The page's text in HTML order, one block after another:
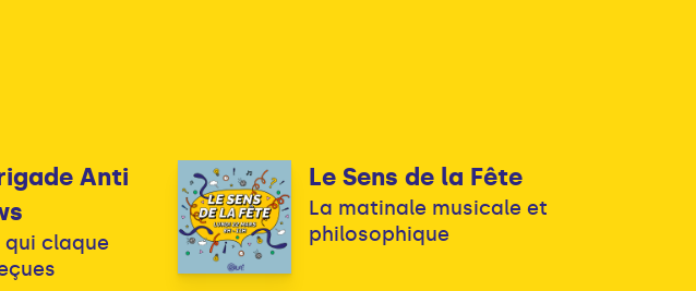
Anti
qui claque
Le Sens de la Fête
La matinale musicale et
philosophique